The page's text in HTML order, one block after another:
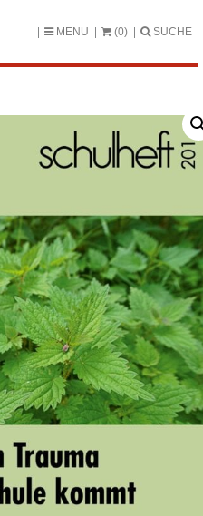
MENU (0) SUCHE